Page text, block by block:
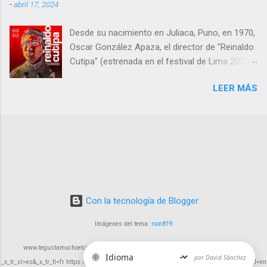
aunque no exentas de algunos tropiezos.
-abril 17, 2024
Desde su nacimiento en Juliaca, Puno, en 1970,
Oscar González Apaza, el director de "Reinaldo
Cutipa" (estrenada en el festival de Lima 2023,
en la búsqueda de expresar las complejidades y
LEER MÁS
Con la tecnología de Blogger
Imágenes del tema: rion819
www.tegustamuchoelcine.com https://tegustamuchoelcine-com.translate.goog/?
_x_tr_sl=es&_x_tr_tl=fr https://tegustamuchoelcine-com.translate.goog/?_x_tr_sl=es&_x_tr_tl=en
🌐 por David Sánchez